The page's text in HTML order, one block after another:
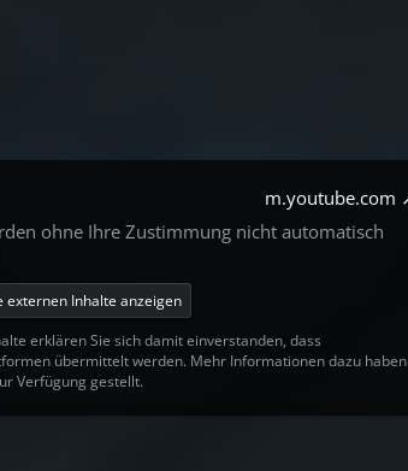
m.youtube.com
ohne Ihre Zustimmung nicht automatisch
externen Inhalte anzeigen
erklären Sie sich damit einverstanden, dass
übermittelt werden. Mehr Informationen dazu haben
Verfügung gestellt.